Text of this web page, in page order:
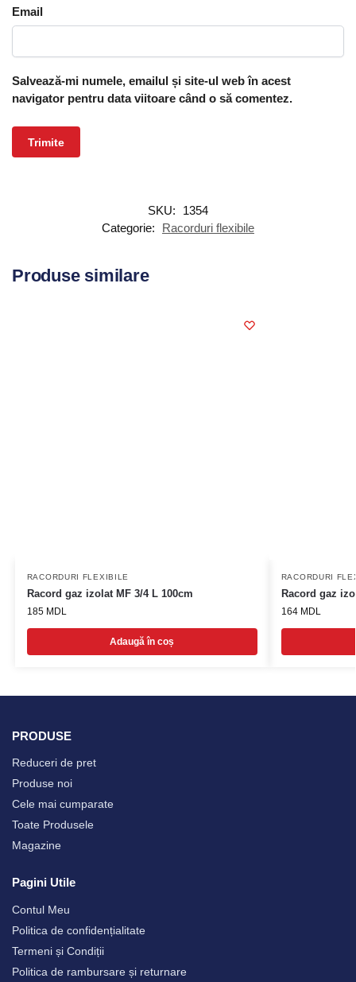
Email
Salvează-mi numele, emailul și site-ul web în acest
navigator pentru data viitoare când o să comentez.
SKU:
1354
Categorie:
Racorduri flexibile
Produse similare
RACORDURI FLEXIBILE
Racord gaz izolat MF 3/4 L 100cm
185 MDL
Adaugă în coș
RACORDURI
Racord gaz
164 MDL
PRODUSE
Reduceri de pret
Produse noi
Cele mai cumparate
Toate Produsele
Magazine
Pagini Utile
Contul Meu
Politica de confidențialitate
Termeni și Condiții
Politica de rambursare și returnare